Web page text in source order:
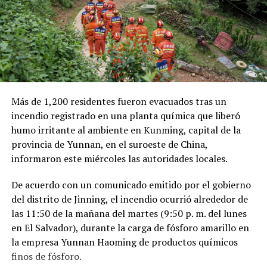
en comparación con el mismo período de 2025.
Como antecedente, recordaron que una toma
clandestina en un ducto de Pemex provocó una
explosión en 2019, en el estado de Hidalgo, dejando un
saldo de 137 personas fallecidas.
Comparte esto:
Facebook X
Más de 1,200 residentes fueron evacuados tras un
incendio registrado en una planta química que liberó
humo irritante al ambiente en Kunming, capital de la
provincia de Yunnan, en el suroeste de China,
informaron este miércoles las autoridades locales.
De acuerdo con un comunicado emitido por el gobierno
del distrito de Jinning, el incendio ocurrió alrededor de
las 11:50 de la mañana del martes (9:50 p. m. del lunes
en El Salvador), durante la carga de fósforo amarillo en
la empresa Yunnan Haoming de productos químicos
finos de fósforo.